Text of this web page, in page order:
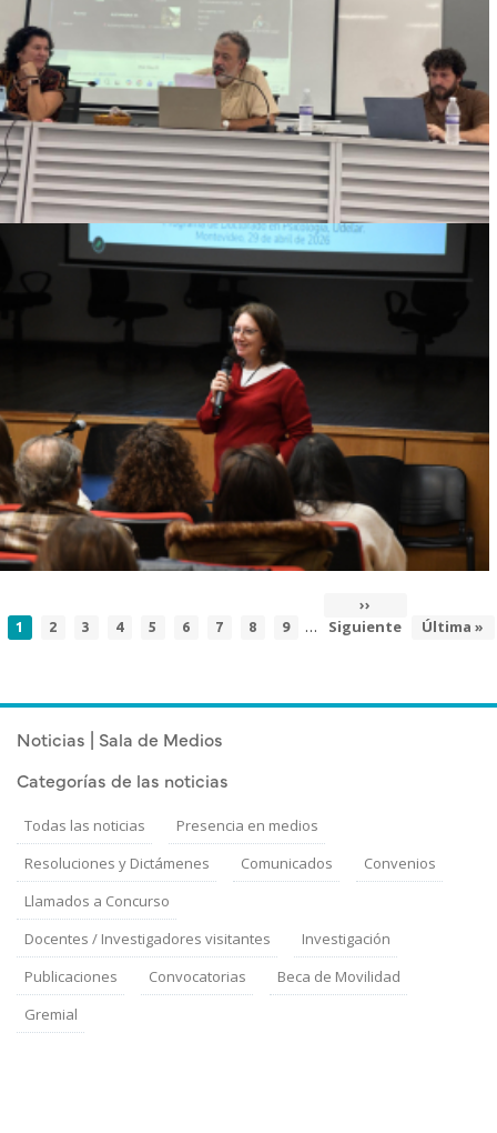
Noticias | Sala de Medios
Categorías de las noticias
Todas las noticias
Presencia en medios
Resoluciones y Dictámenes
Comunicados
Convenios
Llamados a Concurso
Docentes / Investigadores visitantes
Investigación
Publicaciones
Convocatorias
Beca de Movilidad
Gremial
PSICOLOGÍA Y PSICOLOGÍA CLÍNICA POR
LA UNIVERSIDAD DE LA REPÚBLICA Y LA
UNIVERSIDADE DE SÃO PAULO
Ver más
ALGO PASA EN LA NOCHE
Ver más
Paginación
Página
1 Page
2 Page
3 Page
4 Page
5 Page
6 Page
7 Page
8 Page
9 …
Siguiente
página
››
Siguiente
Última
Última »